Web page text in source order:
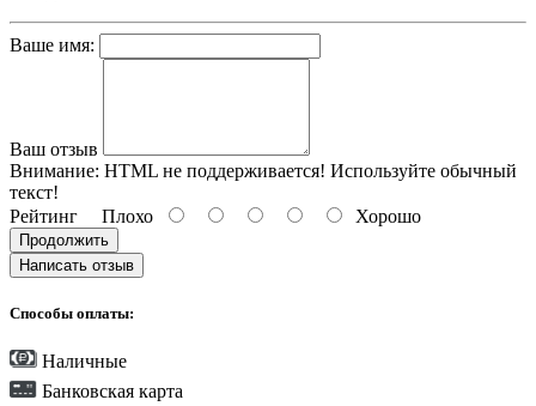
Ваше имя:
Ваш отзыв
Внимание: HTML не поддерживается! Используйте обычный
текст!
Рейтинг Плохо Хорошо
Продолжить
Написать отзыв
Способы оплаты:
Наличные
Банковская карта